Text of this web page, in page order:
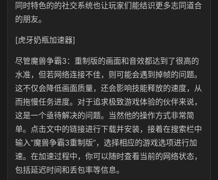
同时特色的的社交系统也让玩家们能结识更多志同道合
的朋友。
[虎牙奶瓶加速器]
尽管魔兽争霸3：重制版的画面和音效都达到了很高的
水准，但若网络连接不佳，则可能会遇到掉帧的问题。
这不仅会降低画面质量，还会影响技能释放的速度，从
而拖慢任务进度。对于追求极致游戏体验的伙伴来说，
这是一个亟待解决的问题。当然他的操作方式非常简
单。点击文中的链接进行下载并安装，接着在搜索栏中
输入“魔兽争霸3重制版”，选择相应的游戏选项进行加
速。在加速过程中，你可以随时查看当前的网络状态，
包括延迟时间和丢包率等信息。